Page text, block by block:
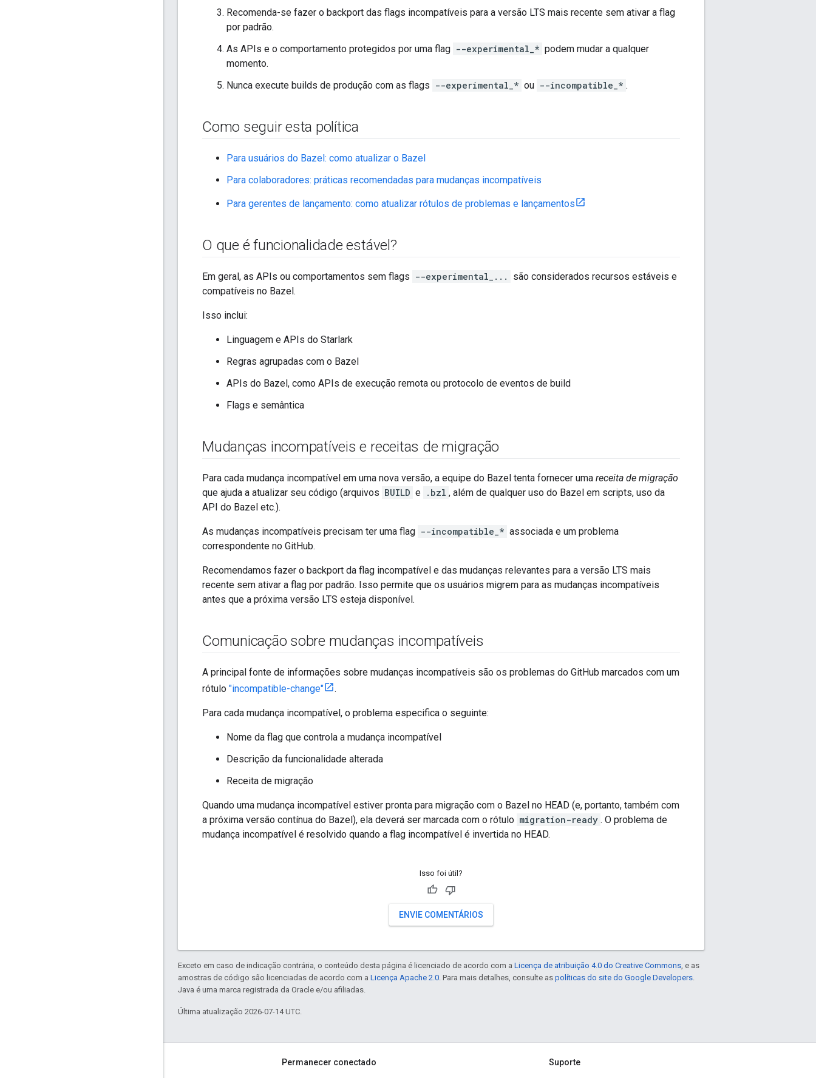
Recomenda-se fazer o backport das flags incompatíveis para a versão LTS mais recente sem ativar a flag
por padrão.
As APIs e o comportamento protegidos por uma flag --experimental_* podem mudar a qualquer
momento.
Nunca execute builds de produção com as flags --experimental_* ou --incompatible_* .
Como seguir esta política
Para usuários do Bazel: como atualizar o Bazel
Para colaboradores: práticas recomendadas para mudanças incompatíveis
Para gerentes de lançamento: como atualizar rótulos de problemas e lançamentos
O que é funcionalidade estável?
Em geral, as APIs ou comportamentos sem flags --experimental_...
são considerados recursos estáveis e
compatíveis no Bazel.
Isso inclui:
Linguagem e APIs do Starlark
Regras agrupadas com o Bazel
APIs do Bazel, como APIs de execução remota ou protocolo de eventos de build
Flags e semântica
Mudanças incompatíveis e receitas de migração
Para cada mudança incompatível em uma nova versão, a equipe do Bazel tenta fornecer uma receita de migração
que ajuda a atualizar seu código (arquivos BUILD e .bzl , além de qualquer uso do Bazel em scripts, uso da
API do Bazel etc.).
As mudanças incompatíveis precisam ter uma flag --incompatible_* associada e um problema
correspondente no GitHub.
Recomendamos fazer o backport da flag incompatível e das mudanças relevantes para a versão LTS mais
recente sem ativar a flag por padrão. Isso permite que os usuários migrem para as mudanças incompatíveis
antes que a próxima versão LTS esteja disponível.
Comunicação sobre mudanças incompatíveis
A principal fonte de informações sobre mudanças incompatíveis são os problemas do GitHub marcados com um
rótulo "incompatible-change" .
Para cada mudança incompatível, o problema especifica o seguinte:
Nome da flag que controla a mudança incompatível
Descrição da funcionalidade alterada
Receita de migração
Quando uma mudança incompatível estiver pronta para migração com o Bazel no HEAD (e, portanto, também com
a próxima versão contínua do Bazel), ela deverá ser marcada com o rótulo migration-ready . O problema de
mudança incompatível é resolvido quando a flag incompatível é invertida no HEAD.
Isso foi útil?
ENVIE COMENTÁRIOS
Exceto em caso de indicação contrária, o conteúdo desta página é licenciado de acordo com a Licença de atribuição 4.0 do Creative Commons, e as
amostras de código são licenciadas de acordo com a Licença Apache 2.0. Para mais detalhes, consulte as políticas do site do Google Developers.
Java é uma marca registrada da Oracle e/ou afiliadas.
Última atualização 2026-07-14 UTC.
Permanecer conectado
Suporte